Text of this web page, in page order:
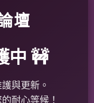
壇
中 🚧
與更新。
耐心等候！